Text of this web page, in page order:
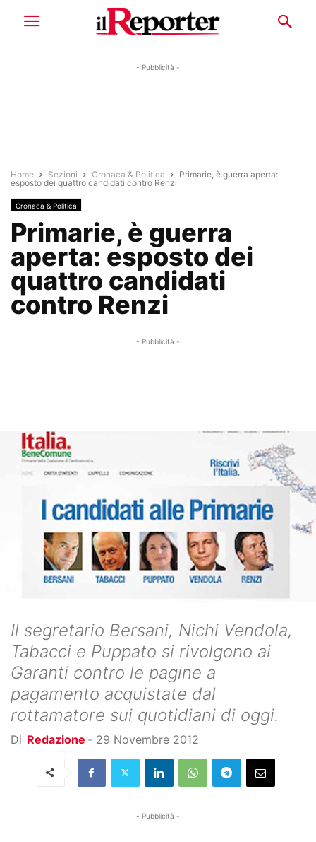
- Pubblicità -
Home Sezioni Cronaca & Politica
Primarie, è guerra aperta:
esposto dei quattro candidati contro Renzi
Cronaca & Politica
Primarie, è guerra
aperta: esposto dei
quattro candidati
contro Renzi
- Pubblicità -
Il segretario Bersani, Nichi Vendola,
Tabacci e Puppato si rivolgono ai
Garanti contro le pagine a
pagamento acquistate dal
rottamatore sui quotidiani di oggi.
Di Redazione - 29 Novembre 2012
- Pubblicità -